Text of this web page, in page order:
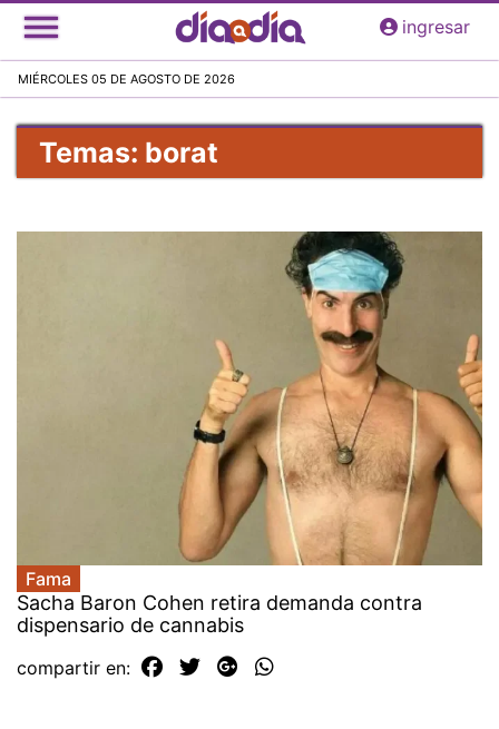
Pasar
al
principal
ingresar
MIÉRCOLES 05 DE AGOSTO DE 2026
Temas: borat
Fama
Sacha Baron Cohen retira demanda contra
dispensario de cannabis
compartir en: